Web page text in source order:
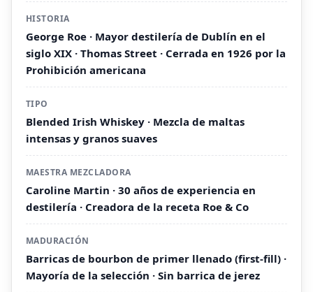
HISTORIA
George Roe · Mayor destilería de Dublín en el
siglo XIX · Thomas Street · Cerrada en 1926 por la
Prohibición americana
TIPO
Blended Irish Whiskey · Mezcla de maltas
intensas y granos suaves
MAESTRA MEZCLADORA
Caroline Martin · 30 años de experiencia en
destilería · Creadora de la receta Roe & Co
MADURACIÓN
Barricas de bourbon de primer llenado (first-fill) ·
Mayoría de la selección · Sin barrica de jerez